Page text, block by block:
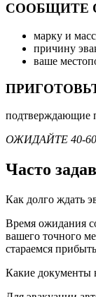
СООБЩИТЕ
марку и
причину
ваше
подтверждающие
ОЖИДАЙТЕ 40-
Часто
Как долго ждать
Время ожидания
вашего точного
стараемся
Какие документы